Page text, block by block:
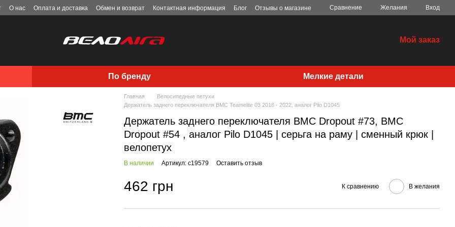
О нас Оплата и доставка Обмен и возврат Контактная информация Блог Отзывы о магазине Сравнение Желания Вход
Мой заказ
По бренду Мелкие детали
Главная
Велосипедные петухи
Держатель заднего переключателя BMC Teamelite 03 2018 - 2022, аналог Pilo D1045
Держатель заднего переключателя BMC Dropout #73, BMC
Dropout #54 , аналог Pilo D1045 | серьга на раму | сменный крюк |
велопетух
В наличии Артикул: c19579 Оставить отзыв
462 грн К сравнению В желания